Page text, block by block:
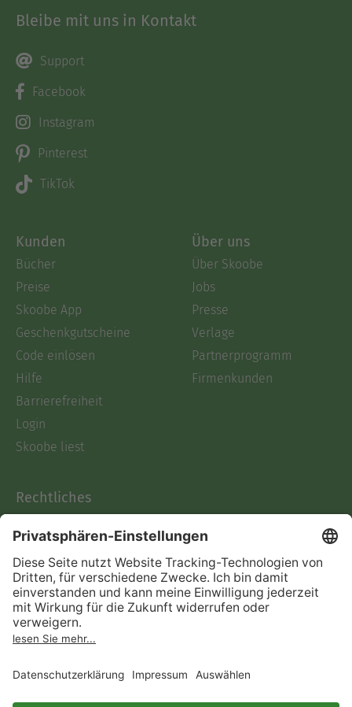
Bleibe mit uns in Kontakt
Support
Facebook
Instagram
Pinterest
TikTok
Kunden
Bücher
Preise
Skoobe App
Geschenkgutscheine
Code einlösen
Hilfe
Barrierefreiheit
Login
Skoobe liest
Über uns
Über Skoobe
Jobs
Presse
Verlage
Partnerprogramm
Firmenkunden
Rechtliches
AGB
Informationen nach Data
Act
Verträge hier kündigen
Impressum